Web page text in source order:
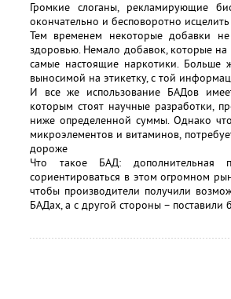
Громкие слоганы, рекламирующие
окончательно и бесповоротно
Тем временем некоторые добавки
здоровью. Немало добавок, которые
самые настоящие наркотики. Больше
выносимой на этикетку, с той
И все же использование БАДов
которым стоят научные разработки,
ниже определенной суммы. Однако
микроэлементов и витаминов,
дороже
Что такое БАД: дополнительная
сориентироваться в этом огромном
чтобы производители получили
БАДах, а с другой стороны –